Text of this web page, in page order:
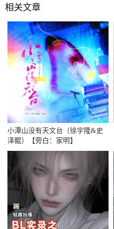
相关文章
小潭山没有天文台（徐宇隆&史
泽鲲）【旁白：家明】